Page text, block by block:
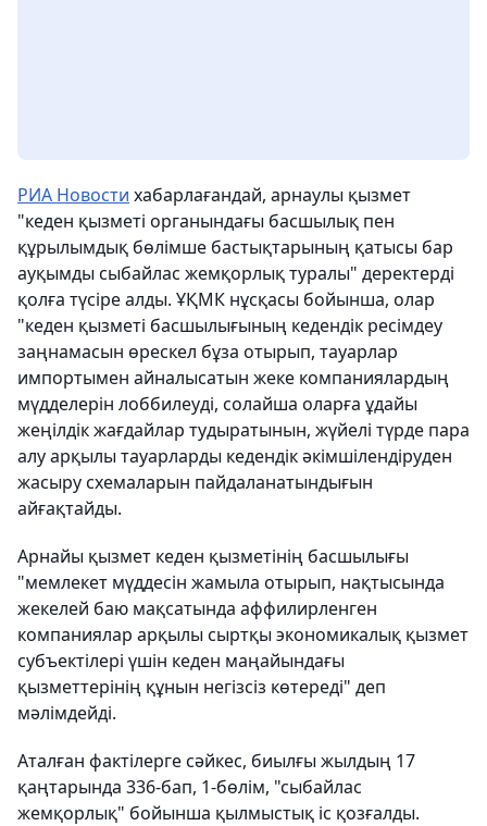
РИА Новости хабарлағандай, арнаулы қызмет
"кеден қызметі органындағы басшылық пен
құрылымдық бөлімше бастықтарының қатысы бар
ауқымды сыбайлас жемқорлық туралы" деректерді
қолға түсіре алды. ҰҚМК нұсқасы бойынша, олар
"кеден қызметі басшылығының кедендік ресімдеу
заңнамасын өрескел бұза отырып, тауарлар
импортымен айналысатын жеке компаниялардың
мүдделерін лоббилеуді, солайша оларға ұдайы
жеңілдік жағдайлар тудыратынын, жүйелі түрде пара
алу арқылы тауарларды кедендік әкімшілендіруден
жасыру схемаларын пайдаланатындығын
айғақтайды.
Арнайы қызмет кеден қызметінің басшылығы
"мемлекет мүддесін жамыла отырып, нақтысында
жекелей баю мақсатында аффилирленген
компаниялар арқылы сыртқы экономикалық қызмет
субъектілері үшін кеден маңайындағы
қызметтерінің құнын негізсіз көтереді" деп
мәлімдейді.
Аталған фактілерге сәйкес, биылғы жылдың 17
қаңтарында 336-бап, 1-бөлім, "сыбайлас
жемқорлық" бойынша қылмыстық іс қозғалды.